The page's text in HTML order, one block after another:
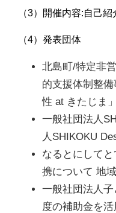
（3）開催内容:自己
（4）発表団体
北島町/特定非
的支援体制整
性 at きたじま」
一般社団法人
人SHIKOKU
なるとにして
携について 地
一般社団法人
度の補助金を活